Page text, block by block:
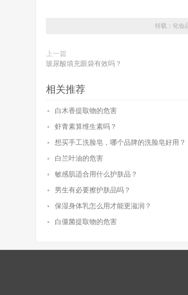
转载： 化妆
上一篇
玻尿酸填充眼袋有效吗？
相关推荐
白木香提取物的危害
虾青素算维生素吗？
想买手工洗脸皂，哪个品牌的洗脸皂好用？
白兰叶油的危害
敏感肌适合用什么护肤品？
男生有必要擦护肤品吗？
保湿身体乳怎么用才能更滋润？
白僵菌提取物的危害